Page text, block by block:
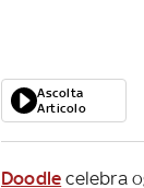
Ascolta
Articolo
Doodle celebra